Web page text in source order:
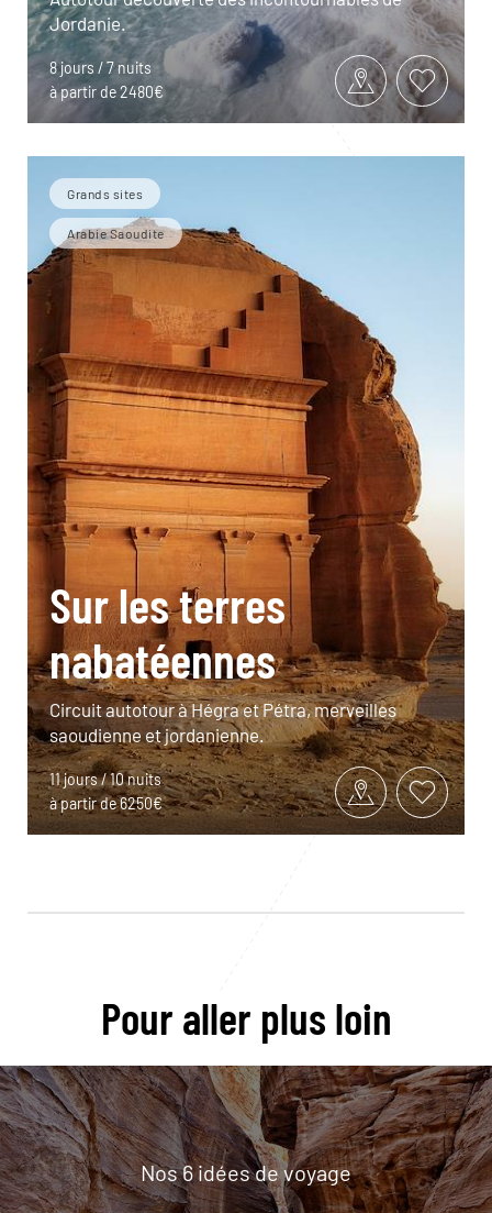
Jordanie.
8 jours / 7 nuits
à partir de 2480€
Grands sites
Arabie Saoudite
Sur les terres
nabatéennes
Circuit autotour à Hégra et Pétra, merveilles
saoudienne et jordanienne.
11 jours / 10 nuits
à partir de 6250€
Pour aller plus loin
Nos 6 idées de voyage